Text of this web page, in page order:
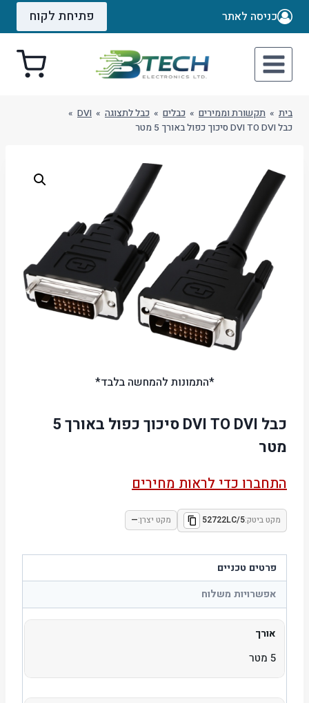
Skip
כניסה לאתר פתיחת לקוח
בית » תקשורת וממירים » כבלים » כבל לתצוגה »
DVI
»
כבל DVI TO DVI סיכוך כפול באורך 5 מטר
*התמונות להמחשה בלבד*
כבל DVI TO DVI סיכוך כפול באורך 5
מטר
התחברו כדי לראות מחירים
מקט ביטק:52722LC/5 מקט יצרן:—
פרטים טכניים
אפשרויות משלוח
אורך
5 מטר